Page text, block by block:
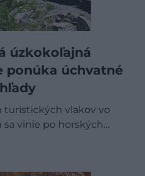
úzkokoľajná
ponúka úchvatné
turistických vlakov vo
vinie po horských…